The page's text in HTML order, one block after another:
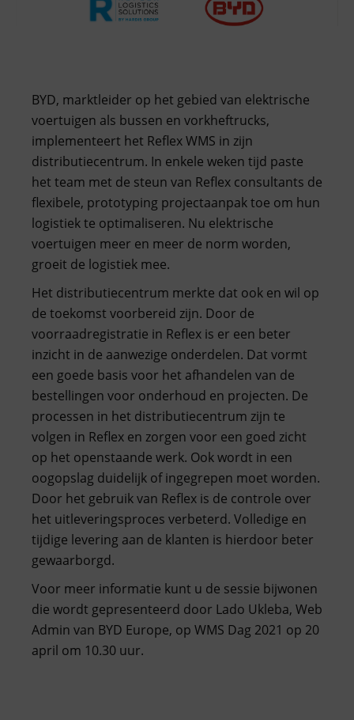
BYD, marktleider op het gebied van elektrische
voertuigen als bussen en vorkheftrucks,
implementeert het Reflex WMS in zijn
distributiecentrum. In enkele weken tijd paste
het team met de steun van Reflex consultants de
flexibele, prototyping projectaanpak toe om hun
logistiek te optimaliseren. Nu elektrische
voertuigen meer en meer de norm worden,
groeit de logistiek mee.
Het distributiecentrum merkte dat ook en wil op
de toekomst voorbereid zijn. Door de
voorraadregistratie in Reflex is er een beter
inzicht in de aanwezige onderdelen. Dat vormt
een goede basis voor het afhandelen van de
bestellingen voor onderhoud en projecten. De
processen in het distributiecentrum zijn te
volgen in Reflex en zorgen voor een goed zicht
op het openstaande werk. Ook wordt in een
oogopslag duidelijk of ingegrepen moet worden.
Door het gebruik van Reflex is de controle over
het uitleveringsproces verbeterd. Volledige en
tijdige levering aan de klanten is hierdoor beter
gewaarborgd.
Voor meer informatie kunt u de sessie bijwonen
die wordt gepresenteerd door Lado Ukleba, Web
Admin van BYD Europe, op WMS Dag 2021 op 20
april om 10.30 uur.